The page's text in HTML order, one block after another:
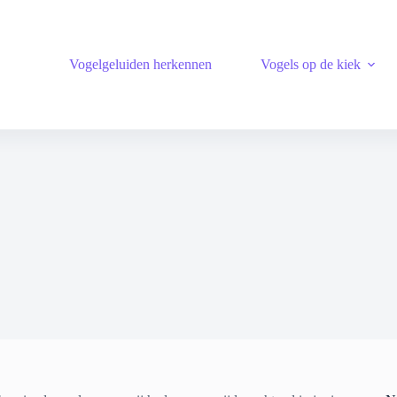
Vogelgeluiden herkennen Vogels op de kiek